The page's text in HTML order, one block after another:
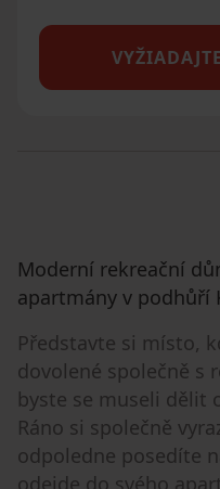
Moderní rekreační
apartmány v podhůří
Představte si místo,
dovolené společně s
byste se museli dělit
Ráno si společně
odpoledne posedíte
odejde do svého